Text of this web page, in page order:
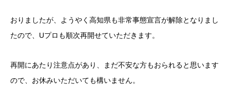
おりましたが、ようやく高知県も非常事態宣言が解除となりまし
たので、Uプロも順次再開せていただきます。
再開にあたり注意点があり、まだ不安な方もおられると思います
ので、お休みいただいても構いません。